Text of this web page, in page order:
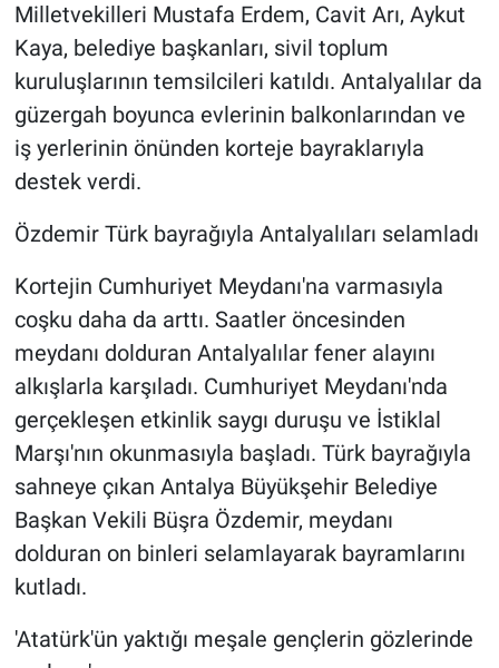
Milletvekilleri Mustafa Erdem, Cavit Arı, Aykut
Kaya, belediye başkanları, sivil toplum
kuruluşlarının temsilcileri katıldı. Antalyalılar da
güzergah boyunca evlerinin balkonlarından ve
iş yerlerinin önünden korteje bayraklarıyla
destek verdi.
Özdemir Türk bayrağıyla Antalyalıları selamladı
Kortejin Cumhuriyet Meydanı'na varmasıyla
coşku daha da arttı. Saatler öncesinden
meydanı dolduran Antalyalılar fener alayını
alkışlarla karşıladı. Cumhuriyet Meydanı'nda
gerçekleşen etkinlik saygı duruşu ve İstiklal
Marşı'nın okunmasıyla başladı. Türk bayrağıyla
sahneye çıkan Antalya Büyükşehir Belediye
Başkan Vekili Büşra Özdemir, meydanı
dolduran on binleri selamlayarak bayramlarını
kutladı.
'Atatürk'ün yaktığı meşale gençlerin gözlerinde